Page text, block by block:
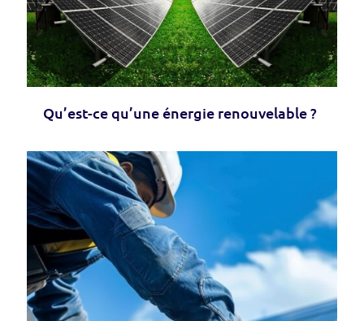
Qu’est-ce qu’une énergie renouvelable ?